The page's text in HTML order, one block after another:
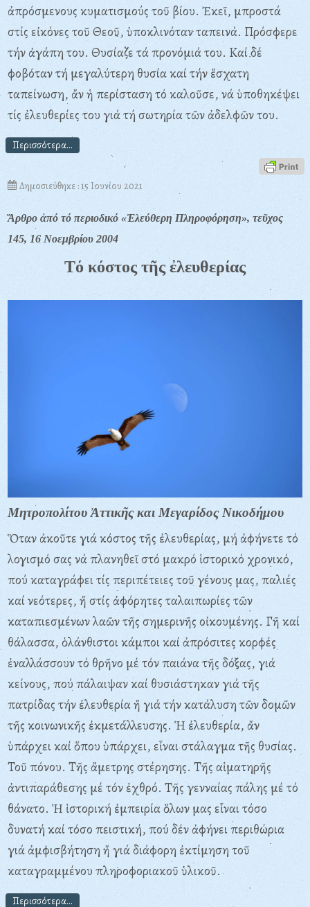
ἀπρόσμενους κυματισμούς τοῦ βίου. Ἐκεῖ, μπροστά
στίς εἰκόνες τοῦ Θεοῦ, ὑποκλινόταν ταπεινά. Πρόσφερε
τήν ἀγάπη του. Θυσίαζε τά προνόμιά του. Καί δέ
φοβόταν τή μεγαλύτερη θυσία καί τήν ἔσχατη
ταπείνωση, ἄν ἡ περίσταση τό καλοῦσε, νά ὑποθηκέψει
τίς ἐλευθερίες του γιά τή σωτηρία τῶν ἀδελφῶν του.
Περισσότερα...
Δημοσιεύθηκε : 15 Ιουνίου 2021
Ἄρθρο ἀπό τό περιοδικό «Ἐλεύθερη Πληροφόρηση», τεῦχος
145, 16 Νοεμβρίου 2004
Τό κόστος τῆς ἐλευθερίας
Μητροπολίτου Ἀττικῆς και Μεγαρίδος Νικοδήμου
Ὅταν ἀκοῦτε γιά κόστος τῆς ἐλευθερίας, μή ἀφήνετε τό
λογισμό σας νά πλανηθεῖ στό μακρό ἱστορικό χρονικό,
πού καταγράφει τίς περιπέτειες τοῦ γένους μας, παλιές
καί νεότερες, ἤ στίς ἀφόρητες ταλαιπωρίες τῶν
καταπιεσμένων λαῶν τῆς σημερινῆς οἰκουμένης. Γῆ καί
θάλασσα, ὁλάνθιστοι κάμποι καί ἀπρόσιτες κορφές
ἐναλλάσσουν τό θρῆνο μέ τόν παιάνα τῆς δόξας, γιά
κείνους, πού πάλαιψαν καί θυσιάστηκαν γιά τῆς
πατρίδας τήν ἐλευθερία ἤ γιά τήν κατάλυση τῶν δομῶν
τῆς κοινωνικῆς ἐκμετάλλευσης. Ἡ ἐλευθερία, ἄν
ὑπάρχει καί ὅπου ὑπάρχει, εἶναι στάλαγμα τῆς θυσίας.
Τοῦ πόνου. Τῆς ἄμετρης στέρησης. Τῆς αἱματηρῆς
ἀντιπαράθεσης μέ τόν ἐχθρό. Τῆς γενναίας πάλης μέ τό
θάνατο. Ἡ ἱστορική ἐμπειρία ὅλων μας εἶναι τόσο
δυνατή καί τόσο πειστική, πού δέν ἀφήνει περιθώρια
γιά ἀμφισβήτηση ἤ γιά διάφορη ἐκτίμηση τοῦ
καταγραμμένου πληροφοριακοῦ ὑλικοῦ.
Περισσότερα...